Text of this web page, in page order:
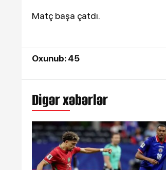
Matç başa çatdı.
Oxunub: 45
Digər xəbərlər